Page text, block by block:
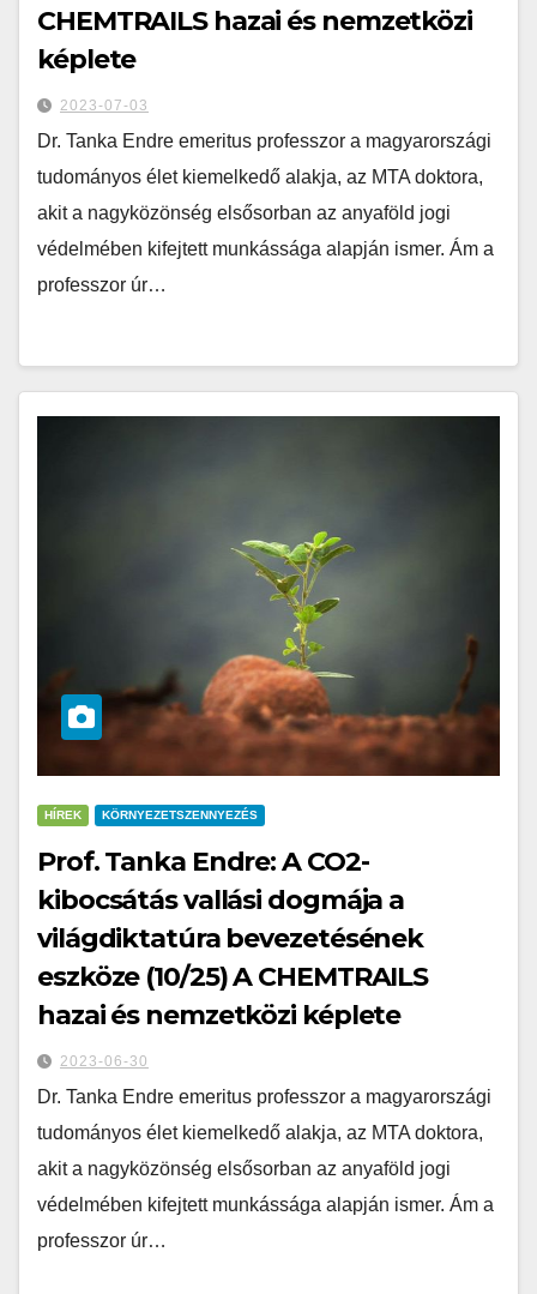
CHEMTRAILS hazai és nemzetközi
képlete
2023-07-03
Dr. Tanka Endre emeritus professzor a magyarországi
tudományos élet kiemelkedő alakja, az MTA doktora,
akit a nagyközönség elsősorban az anyaföld jogi
védelmében kifejtett munkássága alapján ismer. Ám a
professzor úr…
HÍREK KÖRNYEZETSZENNYEZÉS
Prof. Tanka Endre: A CO2-
kibocsátás vallási dogmája a
világdiktatúra bevezetésének
eszköze (10/25) A CHEMTRAILS
hazai és nemzetközi képlete
2023-06-30
Dr. Tanka Endre emeritus professzor a magyarországi
tudományos élet kiemelkedő alakja, az MTA doktora,
akit a nagyközönség elsősorban az anyaföld jogi
védelmében kifejtett munkássága alapján ismer. Ám a
professzor úr…